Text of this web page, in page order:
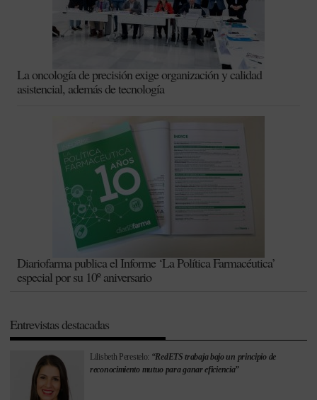
La oncología de precisión exige organización y calidad
asistencial, además de tecnología
Diariofarma publica el Informe ‘La Política Farmacéutica’
especial por su 10º aniversario
Entrevistas destacadas
Lilisbeth Perestelo: “RedETS trabaja bajo un principio de
reconocimiento mutuo para ganar eficiencia”